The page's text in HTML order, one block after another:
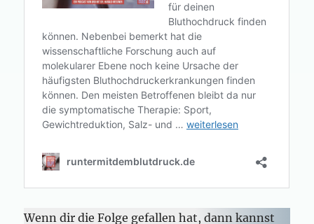
Wenn dir die Folge gefallen hat, dann kannst